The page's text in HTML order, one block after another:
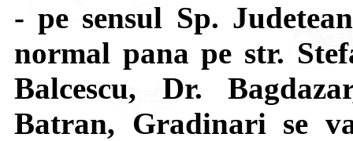
- pe sensul Sp.
normal pana pe str.
Balcescu, Dr.
Batran, Gradinari se